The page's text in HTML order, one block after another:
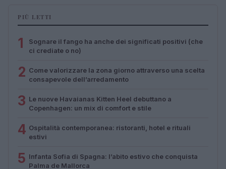
PIÙ LETTI
1
Sognare il fango ha anche dei significati positivi (che
ci crediate o no)
2 Come valorizzare la zona giorno attraverso una scelta
consapevole dell’arredamento
3 Le nuove Havaianas Kitten Heel debuttano a
Copenhagen: un mix di comfort e stile
4 Ospitalità contemporanea: ristoranti, hotel e rituali
estivi
5 Infanta Sofia di Spagna: l’abito estivo che conquista
Palma de Mallorca